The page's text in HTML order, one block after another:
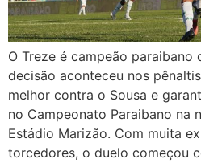
O Treze é campeão
decisão aconteceu nos
melhor contra o Sousa e
no Campeonato Paraibano na
Estádio Marizão. Com muita
torcedores, o duelo começou